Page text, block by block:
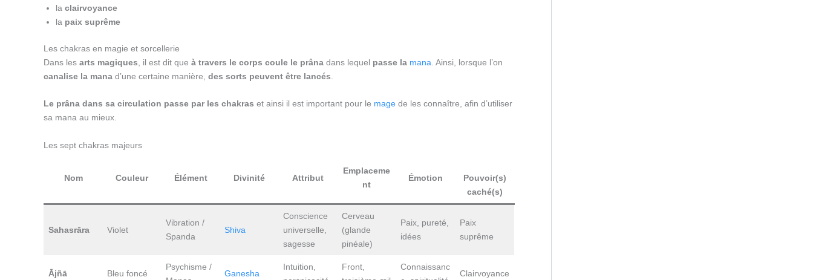
la clairvoyance
la paix suprême
Les chakras en magie et sorcellerie
Dans les arts magiques , il est dit que à travers le corps coule le prâna dans lequel passe la mana . Ainsi, lorsque l’on
canalise la mana d’une certaine manière, des sorts peuvent être lancés
Le prâna dans sa circulation passe par les chakras et ainsi il est important pour le mage de les connaître, afin d’utiliser
sa mana au mieux.
Les sept chakras majeurs
Nom Couleur Élément Divinité Attribut
Emplaceme
nt
Émotion
Pouvoir(s)
caché(s)
Sahasrāra Violet
Vibration /
Spanda
Shiva
Conscience
universelle,
sagesse
Cerveau
(glande
pinéale)
Paix, pureté,
idées
Paix
suprême
Ājñā Bleu foncé
Psychisme /
Ganesha
Intuition,
Front,
Connaissanc
Clairvoyance